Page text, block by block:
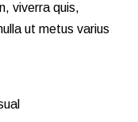
viverra quis,
ut metus varius